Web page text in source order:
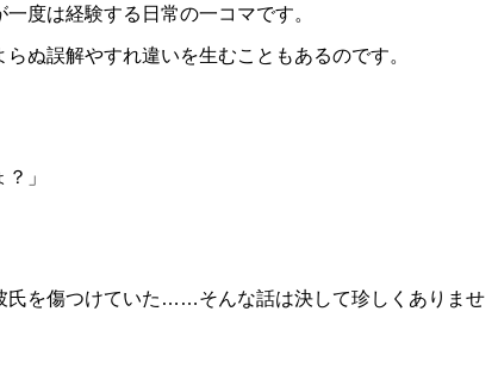
度は経験する日常の一コマです。
ぬ誤解やすれ違いを生むこともあるのです。
」
氏を傷つけていた……そんな話は決して珍しくありませ